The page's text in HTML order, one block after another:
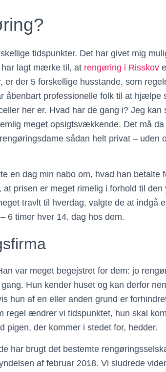
tidspunkter. Det har givet mig
har lagt mærke til, at rengøring i Risskov
er der 5 forskellige husstande, som
åbenbart professionelle folk til at hjælpe
her er. Hvad har de gang i? Jeg kan
meget opsigtsvækkende. Det må
sådan helt privat – uden
en dag min nabo om, hvad han betalte
prisen er meget rimelig i forhold til den
travlt til hverdag, valgte de at indgå
6 timer hver 14. dag hos dem.
var meget begejstret for dem: jo
Hun kender huset og kan derfor
hun af en eller anden grund er
regel ændrer vi tidspunktet, hun skal
pigen, der kommer i stedet for, hedder.
har brugt det bestemte
af februar 2018. Vi sludrede